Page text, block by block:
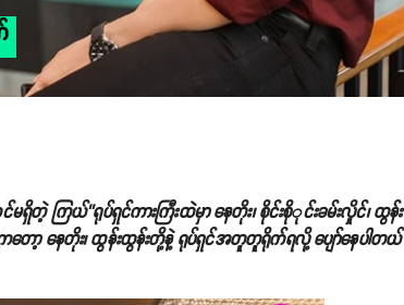
တဲ့ ကြယ်’’ရုပ်ရှင်ကားကြီးထဲမှာ နေတိုး၊ စိုင်းစိုုင်းခမ်းလှိုင်၊ ထွန်း
ော့ နေတိုး၊ ထွန်းထွန်းတို့နဲ့ ရုပ်ရှင်အတူတူရိုက်ရလို့ ပျော်နေပါတယ်